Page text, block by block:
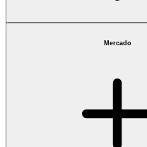
Mercado